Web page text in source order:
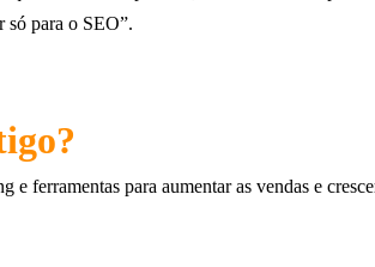
só para o SEO”.
e ferramentas para aumentar as vendas e